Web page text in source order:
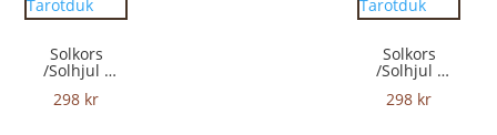
Solkors
/Solhjul /
Årshjul
298 kr
Solkors
/Solhjul /
Årshjul
298 kr